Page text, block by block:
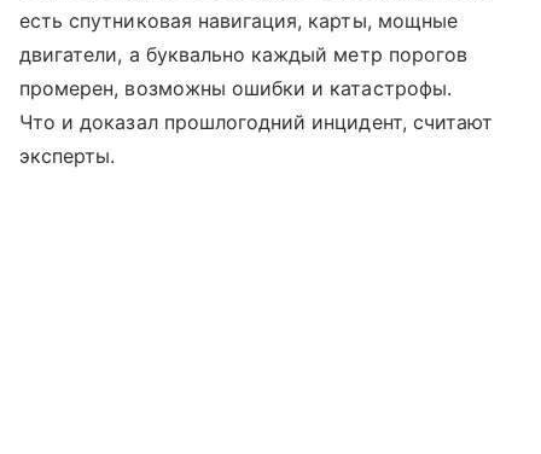
есть спутниковая навигация, карты, мощные
двигатели, а буквально каждый метр порогов
промерен, возможны ошибки и катастрофы.
Что и доказал прошлогодний инцидент, считают
эксперты.